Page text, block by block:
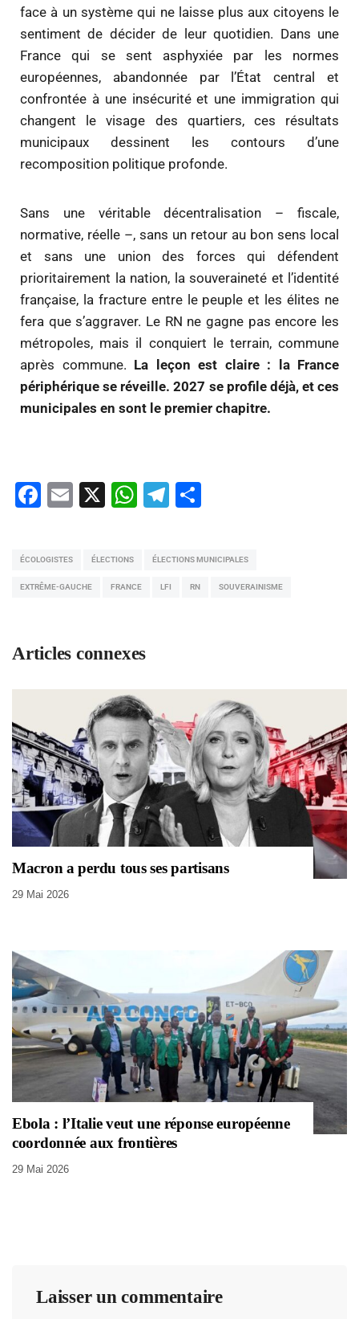
face à un système qui ne laisse plus aux citoyens le
sentiment de décider de leur quotidien. Dans une
France qui se sent asphyxiée par les normes
européennes, abandonnée par l’État central et
confrontée à une insécurité et une immigration qui
changent le visage des quartiers, ces résultats
municipaux dessinent les contours d’une
recomposition politique profonde.
Sans une véritable décentralisation – fiscale,
normative, réelle –, sans un retour au bon sens local
et sans une union des forces qui défendent
prioritairement la nation, la souveraineté et l’identité
française, la fracture entre le peuple et les élites ne
fera que s’aggraver. Le RN ne gagne pas encore les
métropoles, mais il conquiert le terrain, commune
après commune. La leçon est claire : la France
périphérique se réveille. 2027 se profile déjà, et ces
municipales en sont le premier chapitre.
Facebook
Email
X WhatsApp
Telegram
ÉCOLOGISTES ÉLECTIONS ÉLECTIONS MUNICIPALES
EXTRÊME-GAUCHE FRANCE LFI RN SOUVERAINISME
Articles connexes
Macron a perdu tous ses partisans
29 Mai 2026
Ebola : l’Italie veut une réponse européenne
coordonnée aux frontières
29 Mai 2026
Laisser un commentaire